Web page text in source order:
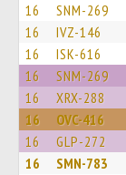
16 SNM-269
16 IVZ-146
16 ISK-616
16 SNM-269
16 XRX-288
16 OVC-416
16 GLP-272
16 SMN-783